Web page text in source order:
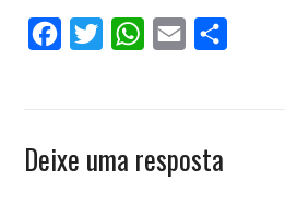
FacebookTwitter WhatsApp
Email
Deixe uma resposta